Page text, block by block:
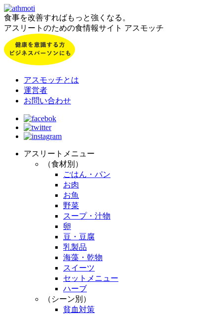
食事を改善すればもっと強くなる。
アスリートのための食情報サイト アスモッチ
アスモッチとは
運営者
お問い合わせ
アスリートメニュー
（食材別）
ごはん・パン
お肉
お魚
野菜
スープ・汁物
卵
豆・豆腐
乳製品
海藻・乾物
スイーツ
セットメニュー
ハーブ
（シーン別）
貧血対策